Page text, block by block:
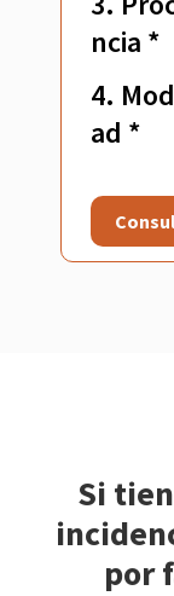
ncia *
4.
ad *
Si
por